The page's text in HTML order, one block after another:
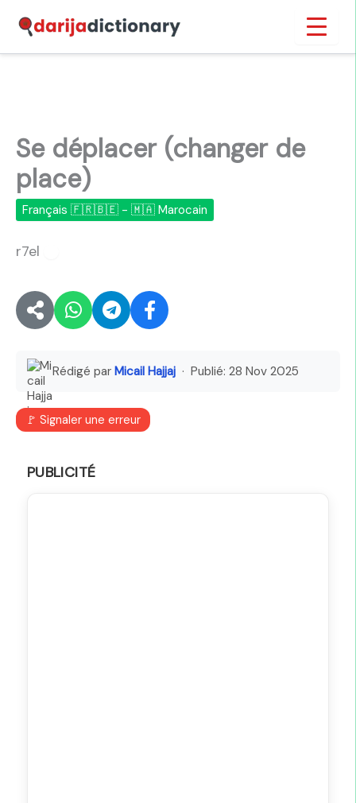
contenu
Inicio Se déplacer (changer de place)
Se déplacer (changer de
place)
Français 🇫🇷🇧🇪 - 🇲🇦 Marocain
r7el
Rédigé par Micail Hajjaj · Publié: 28 Nov 2025
🚩 Signaler une erreur
PUBLICITÉ